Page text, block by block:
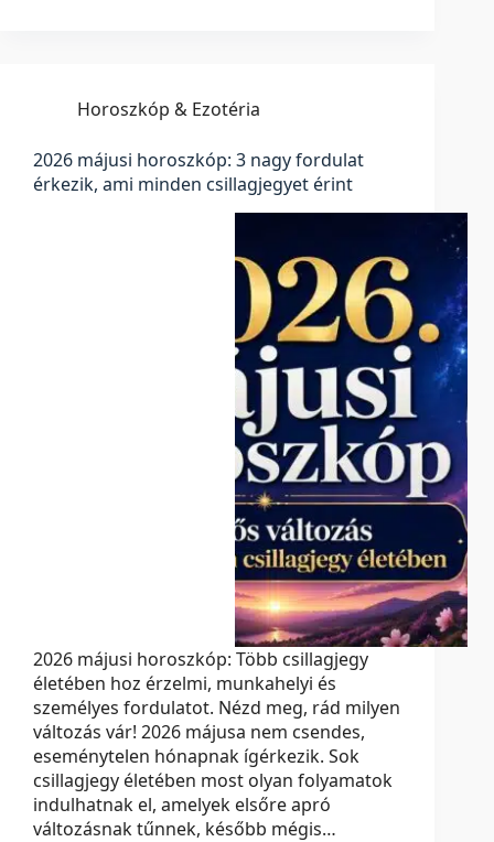
Horoszkóp & Ezotéria
2026 májusi horoszkóp: 3 nagy fordulat
érkezik, ami minden csillagjegyet érint
2026 májusi horoszkóp: Több csillagjegy
életében hoz érzelmi, munkahelyi és
személyes fordulatot. Nézd meg, rád milyen
változás vár! 2026 májusa nem csendes,
eseménytelen hónapnak ígérkezik. Sok
csillagjegy életében most olyan folyamatok
indulhatnak el, amelyek elsőre apró
változásnak tűnnek, később mégis…